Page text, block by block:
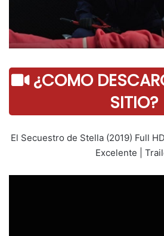
¿COMO
SITIO?
El Secuestro de Stella (2019) Full
Excelente |